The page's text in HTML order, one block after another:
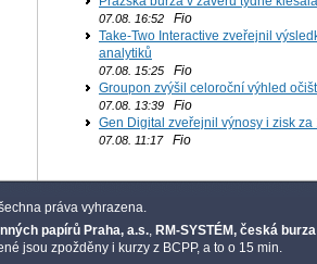
07.08. 16:52 Fio
Take-Two Interactive zveřejnil
analytiků
07.08. 15:25 Fio
Groupon zvýšil celoroční výhled
07.08. 13:39 Fio
Gen Digital zveřejnil výnosy i zisk
07.08. 11:17Fio
práva vyhrazena.
papírů Praha, a.s., RM-SYSTÉM, česká
jsou zpožděny i kurzy z BCPP, a to o 15 min.